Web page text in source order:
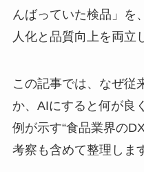
んばっていた検品」を
人化と品質向上を両立
この記事では、なぜ従
か、AIにすると何が良
例が示す“食品業界の
考察も含めて整理しま